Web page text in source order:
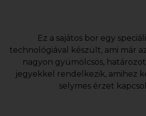
Ez a sajátos bor egy
technológiával készült, ami már
nagyon gyümölcsös,
jegyekkel rendelkezik, amihez
selymes érzet